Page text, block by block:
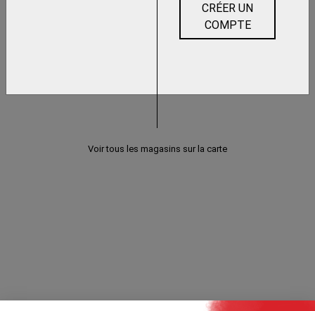
CRÉER UN
COMPTE
Voir tous les magasins sur la carte